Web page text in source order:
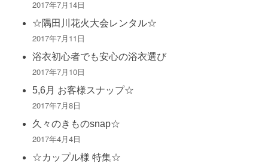
2017年7月14日
☆隅田川花火大会レンタル☆
2017年7月11日
浴衣初心者でも安心の浴衣選び
2017年7月10日
5,6月 お客様スナップ☆
2017年7月8日
久々のきものsnap☆
2017年4月4日
☆カップル様 特集☆